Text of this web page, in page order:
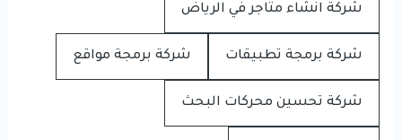
شركة انشاء متاجر في الرياض
شركة برمجة تطبيقات شركة برمجة مواقع
شركة تحسين محركات البحث